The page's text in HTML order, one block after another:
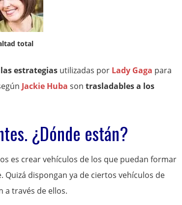
total
estrategias utilizadas por Lady Gaga para
Jackie Huba son trasladables a los
¿Dónde están?
es crear vehículos de los que puedan formar
dispongan ya de ciertos vehículos de
a través de ellos.